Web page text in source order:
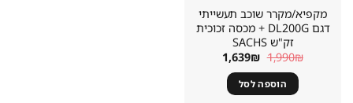
מקפיא/מקרר שוכב תעשייתי
דגם DL200G + מכסה זכוכית
זק"ש SACHS
1,990₪ המחיר
המקורי
היה:
1,990₪.
1,639₪ המחיר
הוספה לסל